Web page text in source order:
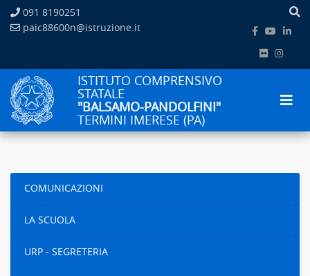
091 8190251
paic88600n@istruzione.it
ISTITUTO COMPRENSIVO
STATALE
"BALSAMO-PANDOLFINI"
TERMINI IMERESE (PA)
COMUNICAZIONI
LA SCUOLA
URP - SEGRETERIA